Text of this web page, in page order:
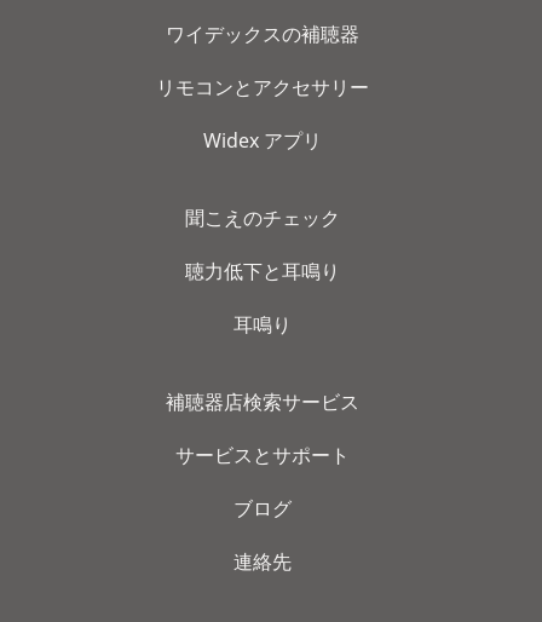
ワイデックスの補聴器
リモコンとアクセサリー
Widex アプリ
聞こえのチェック
聴力低下と耳鳴り
耳鳴り
補聴器店検索サービス
サービスとサポート
ブログ
連絡先